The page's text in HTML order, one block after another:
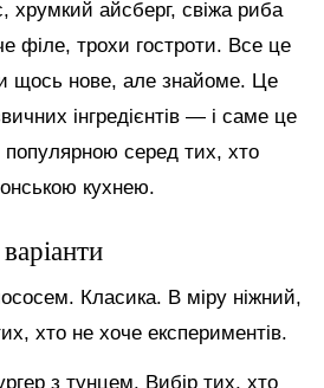
хрумкий айсберг, свіжа риба
філе, трохи гостроти. Все це
щось нове, але знайоме. Це
інгредієнтів — і саме це
популярною серед тих, хто
кухнею.
Класика. В міру ніжний,
хто не хоче експериментів.
з тунцем. Вибір тих, хто